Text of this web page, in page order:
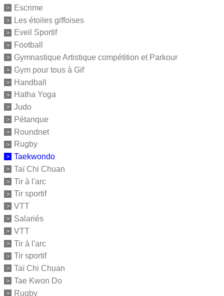
Escrime
Les étoiles giffoises
Eveil Sportif
Football
Gymnastique Artistique compétition et Parkour
Gym pour tous à Gif
Handball
Hatha Yoga
Judo
Pétanque
Roundnet
Rugby
Taekwondo
Taï Chi Chuan
Tir à l'arc
Tir sportif
VTT
Salariés
VTT
Tir à l'arc
Tir sportif
Taï Chi Chuan
Tae Kwon Do
Rugby